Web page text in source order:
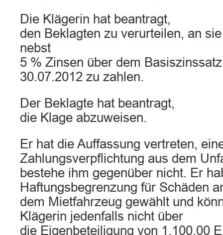
Die Klägerin hat beantragt,
den Beklagten zu verurteilen, an
nebst
5 % Zinsen über dem
30.07.2012 zu zahlen.
Der Beklagte hat beantragt,
die Klage abzuweisen.
Er hat die Auffassung vertreten,
Zahlungsverpflichtung aus dem
bestehe ihm gegenüber nicht. Er
Haftungsbegrenzung für Schäden
dem Mietfahrzeug gewählt und
Klägerin jedenfalls nicht über
die Eigenbeteiligung von 1.100,00